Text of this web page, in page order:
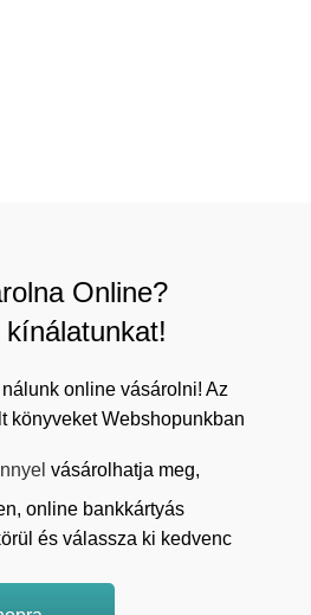
Online?
online vásárolni! Az
könyveket Webshopunkban
vásárolhatja meg,
online bankkártyás
és válassza ki kedvenc